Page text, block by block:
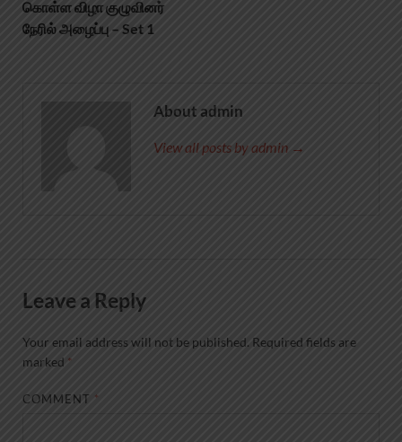
கொள்ள விழா குழுவினர்
நேரில் அழைப்பு – Set 1
About admin
View all posts by admin →
Leave a Reply
Your email address will not be published. Required fields are
marked *
COMMENT *